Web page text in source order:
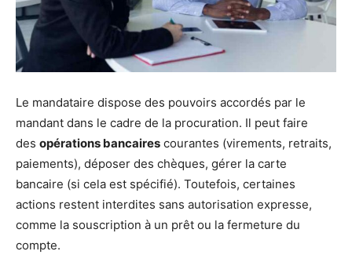
Le mandataire dispose des pouvoirs accordés par le
mandant dans le cadre de la procuration. Il peut faire
des opérations bancaires courantes (virements, retraits,
paiements), déposer des chèques, gérer la carte
bancaire (si cela est spécifié). Toutefois, certaines
actions restent interdites sans autorisation expresse,
comme la souscription à un prêt ou la fermeture du
compte.